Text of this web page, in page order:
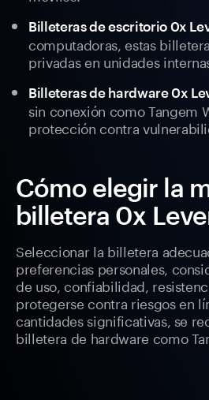
Billeteras de escritorio 0x
computadoras, estas
privadas en unidades
Billeteras de hardware 0x
sin conexión como Tangem
protección contra
Cómo elegir la
billetera 0x
Seleccionar la billetera
preferencias personales,
de uso, confiabilidad,
protegerse contra riesgos en
cantidades significativas, se
billetera de hardware como